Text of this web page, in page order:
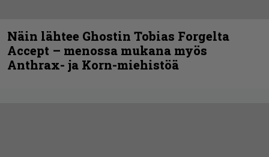
Näin lähtee Ghostin Tobias Forgelta
Accept – menossa mukana myös
Anthrax- ja Korn-miehistöä